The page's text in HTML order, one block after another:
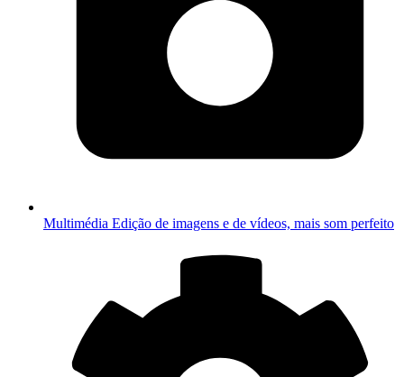
Multimédia Edição de imagens e de vídeos, mais som perfeito